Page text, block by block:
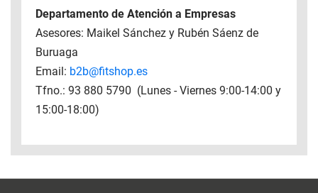
Departamento de Atención a Empresas
Asesores: Maikel Sánchez y Rubén Sáenz de
Buruaga
Email: b2b@fitshop.es
Tfno.: 93 880 5790 (Lunes - Viernes 9:00-14:00 y
15:00-18:00)